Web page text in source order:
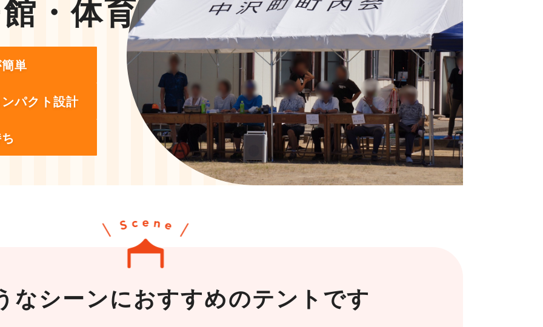
・体育館 テント
単
パクト設計
なシーンにおすすめのテントです